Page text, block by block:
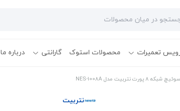
تعمیرات محصولات استوک گارانتی درباره ما
سوئیچ شبکه 8 پورت نتربیت مدل NES-1008A
نتربیت